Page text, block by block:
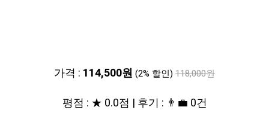
가격 : 114,500원 (2% 할인) 118,000원
평점 : ★ 0.0점 | 후기 : 👨‍💼 0건